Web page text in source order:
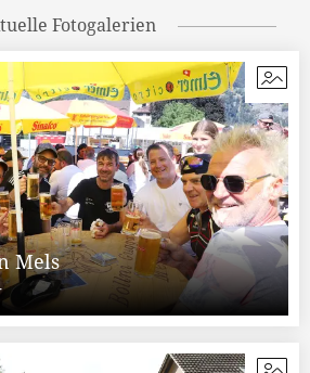
Fotogalerien
Mels